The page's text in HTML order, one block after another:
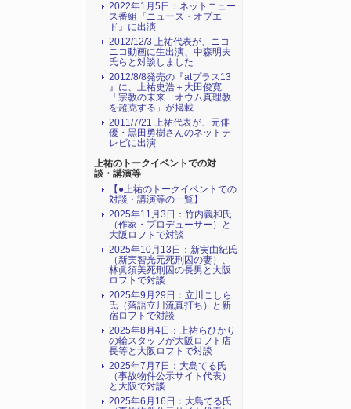
2022年1月5日：ネットニュー
ス番組『ニューズ・オプエ
ド』に出演
2012/12/3 上祐代表が、ニコ
ニコ動画に生出演、中森明夫
氏らと対談しました
2012/8/8発売の『atプラス13
』に、上祐史浩＋大田俊寛
「宗教の未来 オウム真理教
を超克する」が掲載
2011/7/21 上祐代表が、元俳
優・黒田勇樹さんのネットテ
レビに出演
上祐のトークイベントでの対
談・講演等
【●上祐のトークイベントでの
対談・講演等の一覧】
2025年11月3日：竹内義和氏
（作家・プロデューサー）と
大阪ロフトで対談
2025年10月13日：新実由紀氏
（新実智光元死刑囚の妻）、
林眞須美死刑囚の長男と大阪
ロフトで対談
2025年9月29日：立川こしら
氏（落語立川流真打ち）と新
宿ロフトで対談
2025年8月4日：上祐らひかり
の輪スタッフが大阪ロフト店
長等と大阪ロフトで対談
2025年7月7日：大島てる氏
（事故物件公示サイト代表）
と大阪で対談
2025年6月16日：大島てる氏